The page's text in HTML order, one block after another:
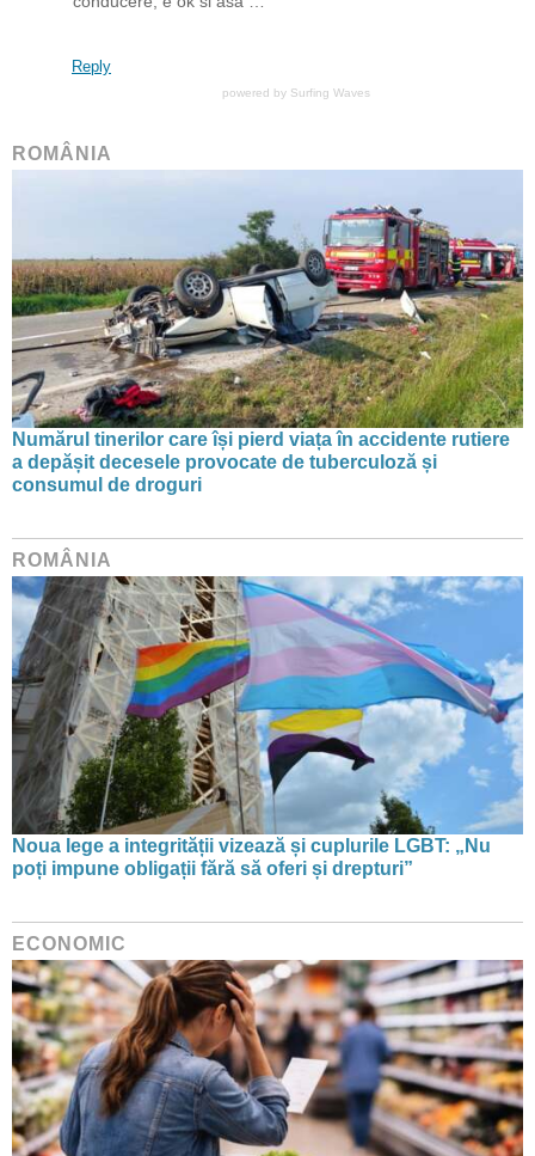
Reply
powered by Surfing Waves
ROMÂNIA
Numărul tinerilor care își pierd viața în accidente rutiere
a depășit decesele provocate de tuberculoză și
consumul de droguri
ROMÂNIA
Noua lege a integrității vizează și cuplurile LGBT: „Nu
poți impune obligații fără să oferi și drepturi”
ECONOMIC